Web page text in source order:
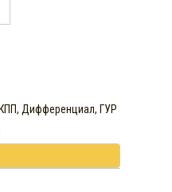
Дифференциал, ГУР